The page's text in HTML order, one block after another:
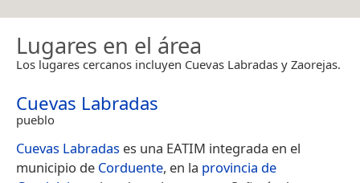
Lugares en el área
Los lugares cercanos incluyen Cuevas Labradas y Zaorejas.
Cuevas Labradas
pueblo
Cuevas Labradas es una EATIM integrada en el
municipio de Corduente,​ en la provincia de